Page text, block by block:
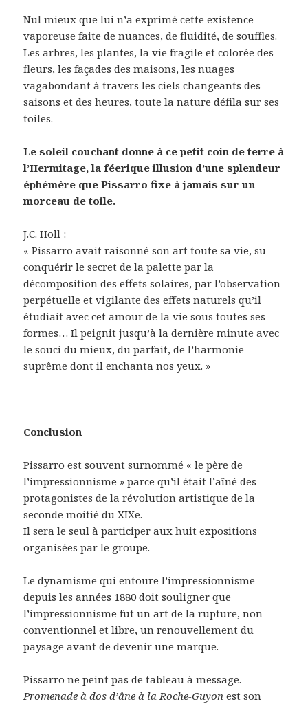
Nul mieux que lui n’a exprimé cette existence
vaporeuse faite de nuances, de fluidité, de souffles.
Les arbres, les plantes, la vie fragile et colorée des
fleurs, les façades des maisons, les nuages
vagabondant à travers les ciels changeants des
saisons et des heures, toute la nature défila sur ses
toiles.
Le soleil couchant donne à ce petit coin de terre à
l’Hermitage, la féerique illusion d’une splendeur
éphémère que Pissarro fixe à jamais sur un
morceau de toile.
J.C. Holl :
« Pissarro avait raisonné son art toute sa vie, su
conquérir le secret de la palette par la
décomposition des effets solaires, par l’observation
perpétuelle et vigilante des effets naturels qu’il
étudiait avec cet amour de la vie sous toutes ses
formes… Il peignit jusqu’à la dernière minute avec
le souci du mieux, du parfait, de l’harmonie
suprême dont il enchanta nos yeux. »
Conclusion
Pissarro est souvent surnommé « le père de
l’impressionnisme » parce qu’il était l’aîné des
protagonistes de la révolution artistique de la
seconde moitié du XIXe.
Il sera le seul à participer aux huit expositions
organisées par le groupe.
Le dynamisme qui entoure l’impressionnisme
depuis les années 1880 doit souligner que
l’impressionnisme fut un art de la rupture, non
conventionnel et libre, un renouvellement du
paysage avant de devenir une marque.
Pissarro ne peint pas de tableau à message.
Promenade à dos d’âne à la Roche-Guyonest son